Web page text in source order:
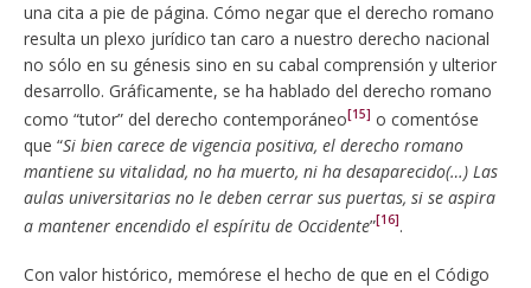
una cita a pie de página. Cómo negar que el derecho romano
resulta un plexo jurídico tan caro a nuestro derecho nacional
no sólo en su génesis sino en su cabal comprensión y ulterior
desarrollo. Gráficamente, se ha hablado del derecho romano
como “tutor” del derecho contemporáneo[15] o comentóse
que “Si bien carece de vigencia positiva, el derecho romano
mantiene su vitalidad, no ha muerto, ni ha desaparecido(…) Las
aulas universitarias no le deben cerrar sus puertas, si se aspira
a mantener encendido el espíritu de Occidente”[16].
Con valor histórico, memórese el hecho de que en el Código